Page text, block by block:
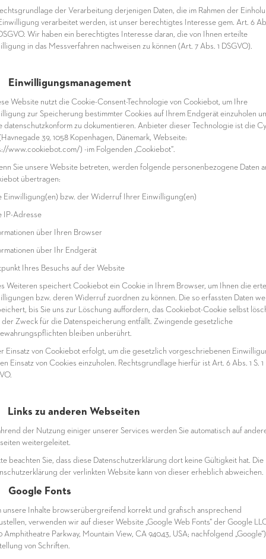
der Verarbeitung derjenigen Daten, die im Rahmen der
verarbeitet werden, ist unser berechtigtes Interesse gem. Art. 6
Wir haben ein berechtigtes Interesse daran, die von Ihnen erteilte
in das Messverfahren nachweisen zu können (Art. 7 Abs. 1 DSGVO).
Einwilligungsmanagement
Website nutzt die Cookie-Consent-Technologie von Cookiebot, um Ihre
zur Speicherung bestimmter Cookies auf Ihrem Endgerät einzuholen
datenschutzkonform zu dokumentieren. Anbieter dieser Technologie ist die
39, 1058 Kopenhagen, Dänemark, Webseite:
www.cookiebot.com/) -im Folgenden „Cookiebot“.
Sie unsere Website betreten, werden folgende personenbezogene Daten
übertragen:
Einwilligung(en) bzw. der Widerruf Ihrer Einwilligung(en)
IP-Adresse
über Ihren Browser
über Ihr Endgerät
Ihres Besuchs auf der Website
Weiteren speichert Cookiebot ein Cookie in Ihrem Browser, um Ihnen die
bzw. deren Widerruf zuordnen zu können. Die so erfassten Daten
bis Sie uns zur Löschung auffordern, das Cookiebot-Cookie selbst
Zweck für die Datenspeicherung entfällt. Zwingende gesetzliche
bleiben unberührt.
Einsatz von Cookiebot erfolgt, um die gesetzlich vorgeschriebenen
Einsatz von Cookies einzuholen. Rechtsgrundlage hierfür ist Art. 6 Abs. 1 S. 1
zu anderen Webseiten
der Nutzung einiger unserer Services werden Sie automatisch auf
weitergeleitet.
beachten Sie, dass diese Datenschutzerklärung dort keine Gültigkeit hat. Die
der verlinkten Website kann von dieser erheblich abweichen.
Google Fonts
unsere Inhalte browserübergreifend korrekt und grafisch ansprechend
verwenden wir auf dieser Website „Google Web Fonts“ der Google
Amphitheatre Parkway, Mountain View, CA 94043, USA; nachfolgend
von Schriften.